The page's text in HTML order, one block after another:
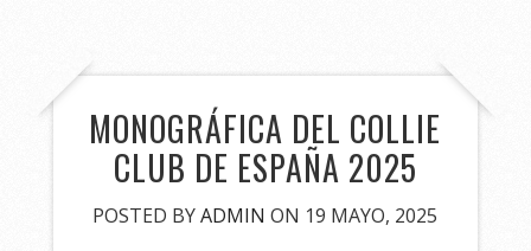
MONOGRÁFICA DEL COLLIE
CLUB DE ESPAÑA 2025
POSTED BYADMIN ON 19 MAYO, 2025